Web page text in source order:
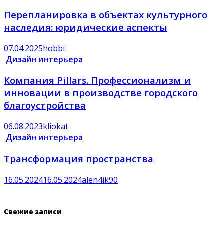
Перепланировка в объектах культурного
наследия: юридические аспекты
07.04.2025hobbi
Дизайн интерьера
Компания Pillars. Профессионализм и
инновации в производстве городского
благоустройства
06.08.2023kliokat
Дизайн интерьера
Трансформация пространства
16.05.202416.05.2024alen4ik90
Свежие записи